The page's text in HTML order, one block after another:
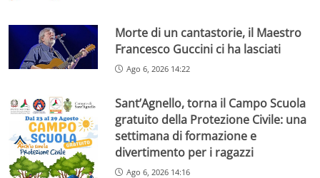
Morte di un cantastorie, il Maestro
Francesco Guccini ci ha lasciati
Ago 6, 2026 14:22
Sant’Agnello, torna il Campo Scuola
gratuito della Protezione Civile: una
settimana di formazione e
divertimento per i ragazzi
Ago 6, 2026 14:16